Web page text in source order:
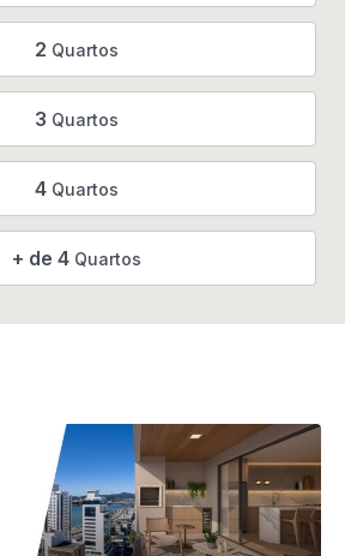
2 Quartos
3 Quartos
4 Quartos
+ de 4 Quartos